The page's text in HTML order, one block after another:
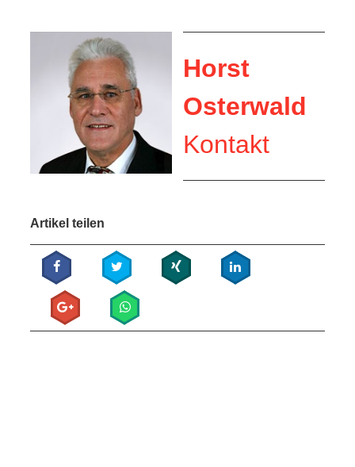
Horst
Osterwald
Kontakt
Artikel teilen